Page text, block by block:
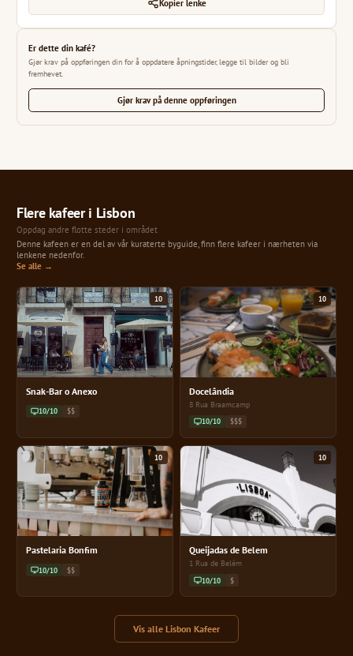
Kopier lenke
Er dette din kafé?
Gjør krav på oppføringen din for å oppdatere åpningstider, legge til bilder og bli
fremhevet.
Gjør krav på denne oppføringen
Flere kafeer i Lisbon
Oppdag andre flotte steder i området
Denne kafeen er en del av vår kuraterte byguide, finn flere kafeer i nærheten via
lenkene nedenfor.
Se alle →
10
Snak-Bar o Anexo
10/10 $$
10
Docelândia
8 Rua Braamcamp
10/10 $$$
10
Pastelaria Bonfim
10/10 $$
10
Queijadas de Belem
1 Rua de Belém
10/10 $
Vis alle Lisbon Kafeer